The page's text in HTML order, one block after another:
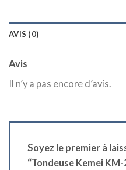
AVIS (0)
Avis
Il n’y a pas encore d’avis.
Soyez le premier à
“Tondeuse Kemei